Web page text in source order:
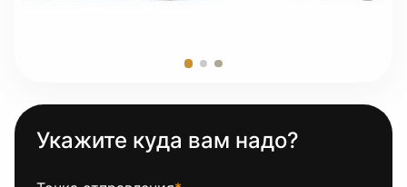
Укажите куда вам надо?